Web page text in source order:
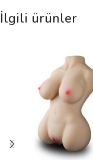
İlgili ürünler